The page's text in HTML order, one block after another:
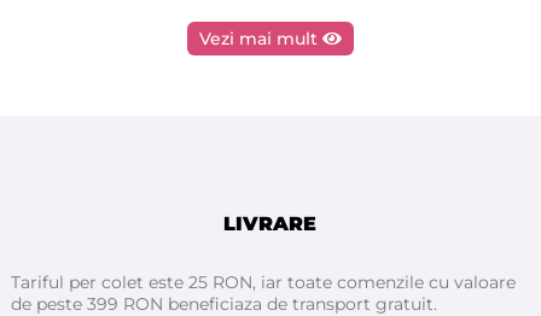
convinge)
- foarte pliabil ă pe piele
- performanta ridicata
ceara)
Vezi mai mult
LIVRARE
Tariful per colet este 25 RON, iar toate comenzile cu valoare
de peste 399 RON beneficiaza de transport gratuit.